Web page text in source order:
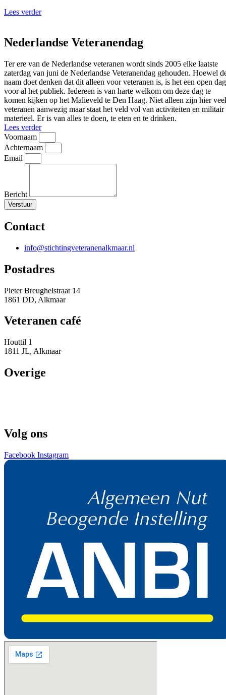
Lees verder
Nederlandse Veteranendag
Ter ere van de Nederlandse veteranen wordt sinds 2005 elke laatste
zaterdag van juni de Nederlandse Veteranendag gehouden. Hoewel
naam doet denken dat dit alleen voor veteranen is, is het een open dag
voor al het publiek. Iedereen is van harte welkom om deze dag te
komen kijken op het Malieveld te Den Haag. Niet alleen zijn hier veel
veteranen aanwezig maar staat het veld vol van activiteiten en militair
materieel. Er is van alles te doen, te eten en te drinken.
Lees verder
Voornaam
Achternaam
Email
Bericht
Verstuur
Contact
info@stichtingveteranenalkmaar.nl
Postadres
Pieter Breughelstraat 14
1861 DD, Alkmaar
Veteranen café
Houttil 1
1811 JL, Alkmaar
Overige
Volg ons​
Facebook Instagram